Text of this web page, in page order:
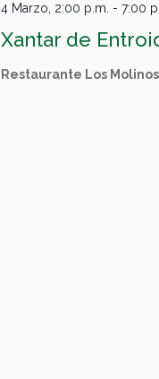
Xantar de
4 Marzo, 2:00 p.m. - 7:00
Restaurante Los Molinos